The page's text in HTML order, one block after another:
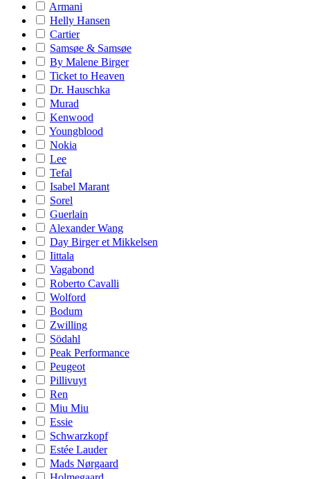
Armani
Helly Hansen
Cartier
Samsøe & Samsøe
By Malene Birger
Ticket to Heaven
Dr. Hauschka
Murad
Kenwood
Youngblood
Nokia
Lee
Tefal
Isabel Marant
Sorel
Guerlain
Alexander Wang
Day Birger et Mikkelsen
Iittala
Vagabond
Roberto Cavalli
Wolford
Bodum
Zwilling
Södahl
Peak Performance
Peugeot
Pillivuyt
Ren
Miu Miu
Essie
Schwarzkopf
Estée Lauder
Mads Nørgaard